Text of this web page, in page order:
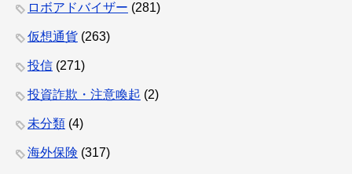
ロボアドバイザー (281)
仮想通貨 (263)
投信 (271)
投資詐欺・注意喚起 (2)
未分類 (4)
海外保険 (317)